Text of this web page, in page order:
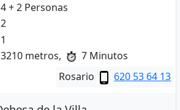
+ 2 Personas
metros,
7 Minutos
Rosario
620 53 64 13